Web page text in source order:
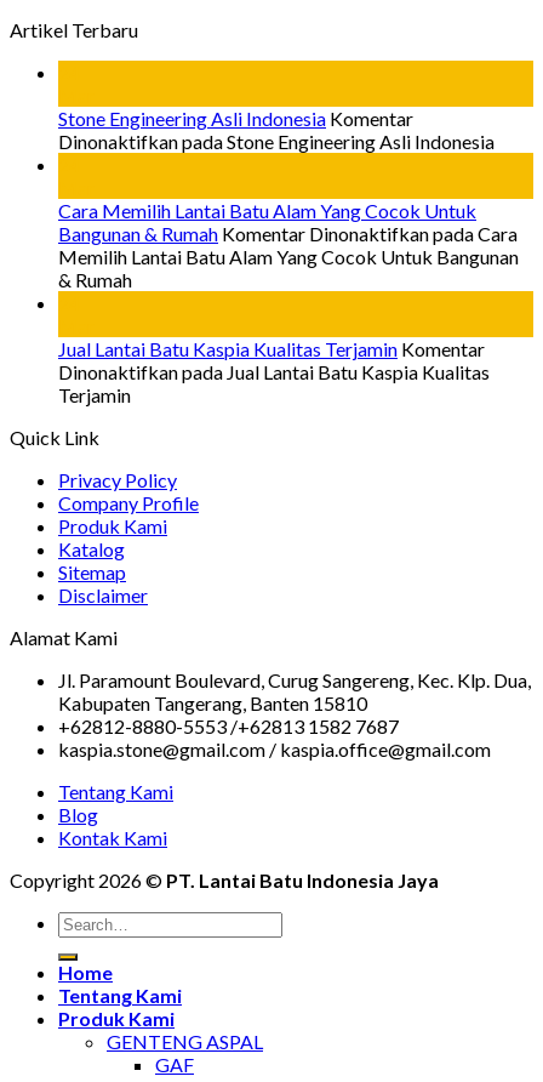
Artikel Terbaru
Stone Engineering Asli Indonesia Komentar
Dinonaktifkanpada Stone Engineering Asli Indonesia
Cara Memilih Lantai Batu Alam Yang Cocok Untuk
Bangunan & Rumah Komentar Dinonaktifkanpada Cara
Memilih Lantai Batu Alam Yang Cocok Untuk Bangunan
& Rumah
Jual Lantai Batu Kaspia Kualitas Terjamin Komentar
Dinonaktifkanpada Jual Lantai Batu Kaspia Kualitas
Terjamin
Quick Link
Privacy Policy
Company Profile
Produk Kami
Katalog
Sitemap
Disclaimer
Alamat Kami
Jl. Paramount Boulevard, Curug Sangereng, Kec. Klp. Dua,
Kabupaten Tangerang, Banten 15810
+62812-8880-5553 /+62813 1582 7687
kaspia.stone@gmail.com / kaspia.office@gmail.com
Tentang Kami
Blog
Kontak Kami
Copyright 2026 © PT. Lantai Batu Indonesia Jaya
Home
Tentang Kami
Produk Kami
GENTENG ASPAL
GAF